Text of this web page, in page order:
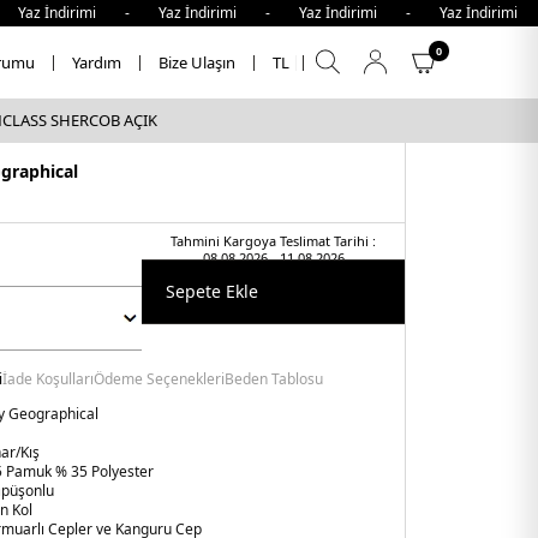
- Yaz İndirimi - Yaz İndirimi - Yaz
Yardım Bize Ulaşın TL
0
SHERCOB AÇIK
Tahmini Kargoya Teslimat Tarihi :
08.08.2026 - 11.08.2026
Sepete Ekle
İade KoşullarıÖdeme SeçenekleriBeden Tablosu
Geographical
Kış
Pamuk % 35 Polyester
Kol
Cepler ve Kanguru Cep